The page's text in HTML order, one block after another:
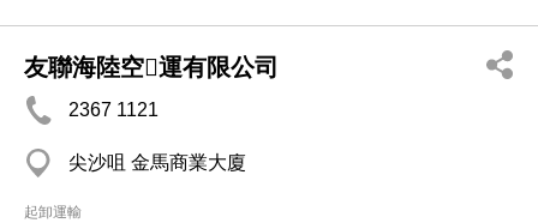
友聯海陸空運有限公司
2367 1121
尖沙咀 金馬商業大廈
起卸運輸